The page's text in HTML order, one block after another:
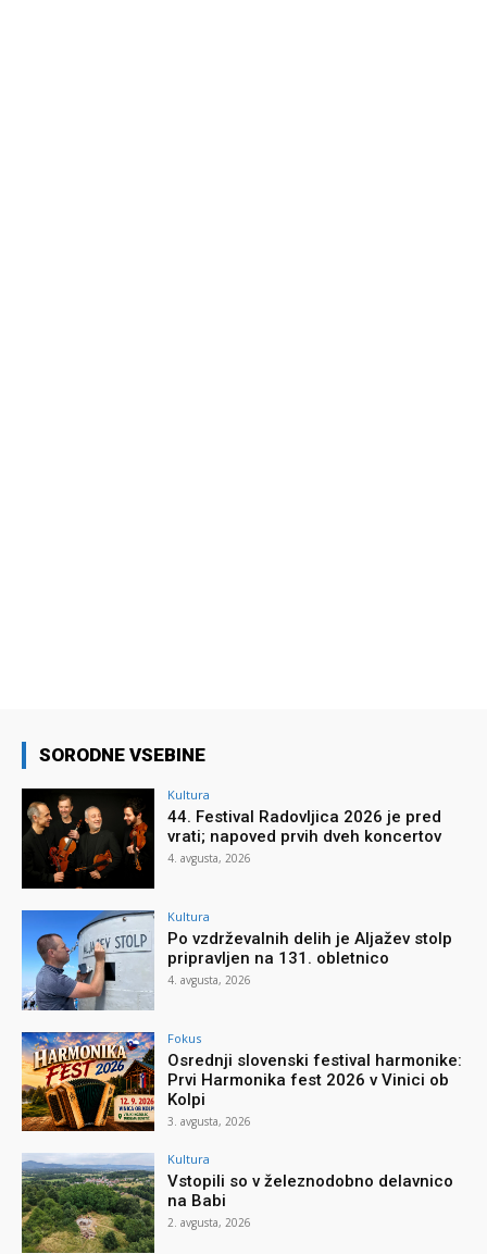
SORODNE VSEBINE
Kultura
44. Festival Radovljica 2026 je pred
vrati; napoved prvih dveh koncertov
4. avgusta, 2026
Kultura
Po vzdrževalnih delih je Aljažev stolp
pripravljen na 131. obletnico
4. avgusta, 2026
Fokus
Osrednji slovenski festival harmonike:
Prvi Harmonika fest 2026 v Vinici ob
Kolpi
3. avgusta, 2026
Kultura
Vstopili so v železnodobno delavnico
na Babi
2. avgusta, 2026